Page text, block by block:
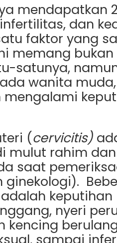
mendapatkan
dan
faktor yang
memang
satunya,
wanita
mengalami
(cervicitis)
mulut rahim
saat
ginekologi).
nyeri
kencing